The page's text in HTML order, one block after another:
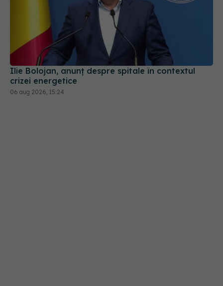
Ilie Bolojan, anunț despre spitale în contextul
crizei energetice
06 aug 2026, 15:24